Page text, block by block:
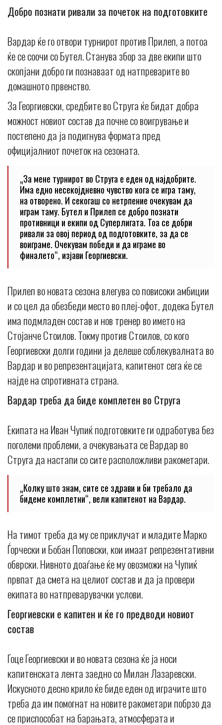
Добро познати ривали за почеток на подготовките
Вардар ќе го отвори турнирот против Прилеп, а потоа
ќе се соочи со Бутел. Станува збор за две екипи што
скопјани добро ги познаваат од натпреварите во
домашното првенство.
За Георгиевски, средбите во Струга ќе бидат добра
можност новиот состав да почне со воигрување и
постепено да ја подигнува формата пред
официјалниот почеток на сезоната.
„За мене турнирот во Струга е еден од најдобрите.
Има едно несекојдневно чувство кога се игра таму,
на отворено. И секогаш со нетрпение очекувам да
играм таму. Бутел и Прилеп се добро познати
противници и екипи од Суперлигата. Тоа се добри
ривали за овој период од подготовките, за да се
воиграме. Очекувам победи и да играме во
финалето“, изјави Георгиевски.
Прилеп во новата сезона влегува со повисоки амбиции
и со цел да обезбеди место во плеј-офот, додека Бутел
има подмладен состав и нов тренер во името на
Стојанче Стоилов. Токму против Стоилов, со кого
Георгиевски долги години ја делеше соблекувалната во
Вардар и во репрезентацијата, капитенот сега ќе се
најде на спротивната страна.
Вардар треба да биде комплетен во Струга
Екипата на Иван Чупиќ подготовките ги одработува без
поголеми проблеми, а очекувањата се Вардар во
Струга да настапи со сите расположливи ракометари.
„Колку што знам, сите се здрави и би требало да
бидеме комплетни“, вели капитенот на Вардар.
На тимот треба да му се приклучат и младите Марко
Ѓорчески и Бобан Поповски, кои имаат репрезентативни
обврски. Нивното доаѓање ќе му овозможи на Чупиќ
првпат да смета на целиот состав и да ја провери
екипата во натпреварувачки услови.
Георгиевски е капитен и ќе го предводи новиот
состав
Гоце Георгиевски и во новата сезона ќе ја носи
капитенската лента заедно со Милан Лазаревски.
Искусното десно крило ќе биде еден од играчите што
треба да им помогнат на новите ракометари побрзо да
се приспособат на барањата, атмосферата и